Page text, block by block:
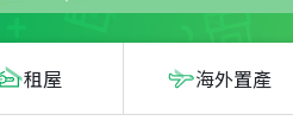
租屋 海外置產